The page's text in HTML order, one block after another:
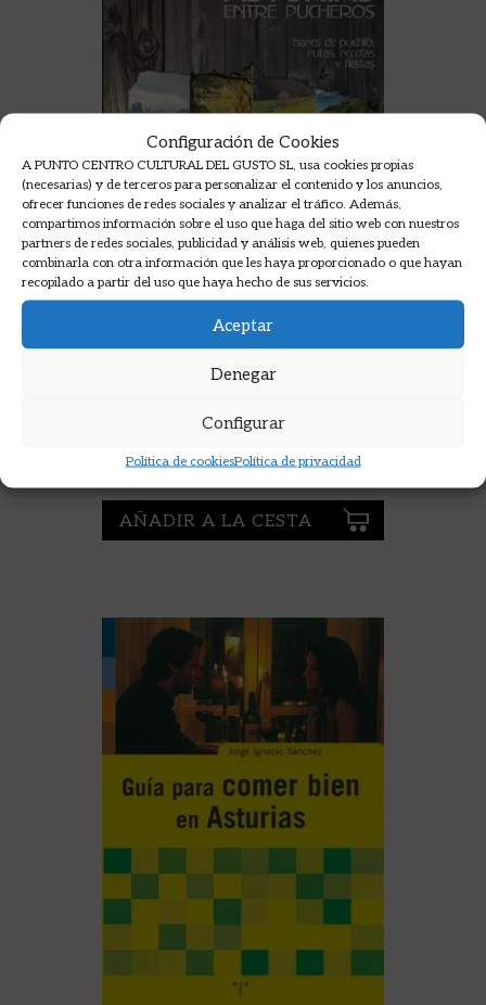
Configuración de Cookies
A PUNTO CENTRO CULTURAL DEL GUSTO SL, usa cookies propias
(necesarias) y de terceros para personalizar el contenido y los anuncios,
ofrecer funciones de redes sociales y analizar el tráfico. Además,
compartimos información sobre el uso que haga del sitio web con nuestros
partners de redes sociales, publicidad y análisis web, quienes pueden
combinarla con otra información que les haya proporcionado o que hayan
recopilado a partir del uso que haya hecho de sus servicios.
Aceptar
Denegar
Configurar
Política de cookiesPolítica de privacidad
ASTURIAS ENTRE PUCHEROS
AÑADIR A LA CESTA